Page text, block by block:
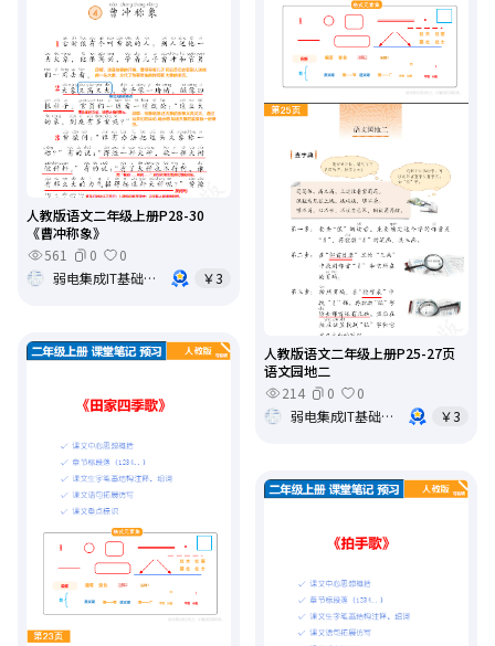
人教版语文二年级上册P28-30
《曹冲称象》
561
0
0
弱电集成IT基础架构运维
￥3
人教版语文二年级上册P25-27页
语文园地二
214
0
0
弱电集成IT基础架构运维
￥3